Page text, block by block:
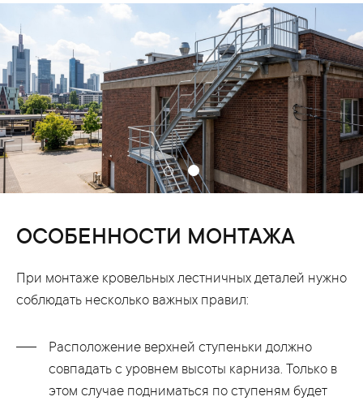
ОСОБЕННОСТИ МОНТАЖА
При монтаже кровельных лестничных деталей нужно
соблюдать несколько важных правил:
Расположение верхней ступеньки должно
совпадать с уровнем высоты карниза. Только в
этом случае подниматься по ступеням будет